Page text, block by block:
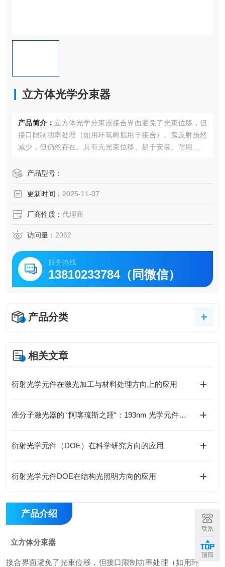
立方体光学分束器
产品简介： 立方体光学分束器接合界面避免了光束位移，但
接口限制功率处理（如用环氧树脂用于接合）。鬼反射虽然
减少，但仍然存在。具有无光束位移、易于安装、耐用和高
于85%，表面质量20-10，不同型号涵盖波段266nm-2000n
产品型号：
更新时间： 2025-11-07
厂商性质： 代理商
访问量： 2062
服务热线
13810233784（同微信）
产品分类
相关文章
衍射光学元件在激光加工与材料处理方向上的应用
准分子激光器的 “阿喀琉斯之踵“：193nm 光学元件损伤瓶颈如何破解？
衍射光学元件（DOE）在科学研究方向的应用
衍射光学元件DOE在结构光照明方向的应用
产品介绍
立方体分束器
接合界面避免了光束位移，但接口限制功率处理（如用环
联系
顶部